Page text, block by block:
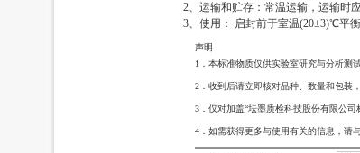
2、运输和贮存：常温运输，运输时应
3、使用： 启封前于室温(20±3)℃平衡
声明
1．本标准物质仅供实验室研究与分析测
2．收到后请立即核对品种、数量和包装
3．仅对加盖“坛墨质检科技股份有限公
4．如需获得更多与使用有关的信息，请